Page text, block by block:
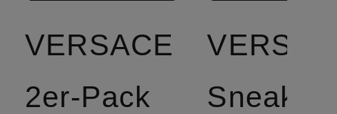
VERSACE
2er-Pack
Sneaker